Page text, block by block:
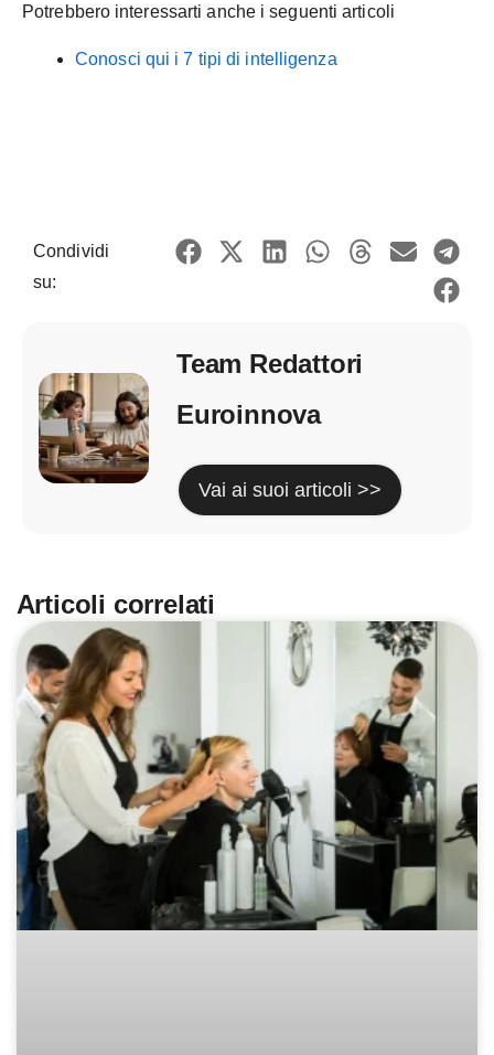
Potrebbero interessarti anche i seguenti articoli
Conosci qui i 7 tipi di intelligenza
Condividi
su:
Team Redattori
Euroinnova
Vai ai suoi articoli >>
Articoli correlati